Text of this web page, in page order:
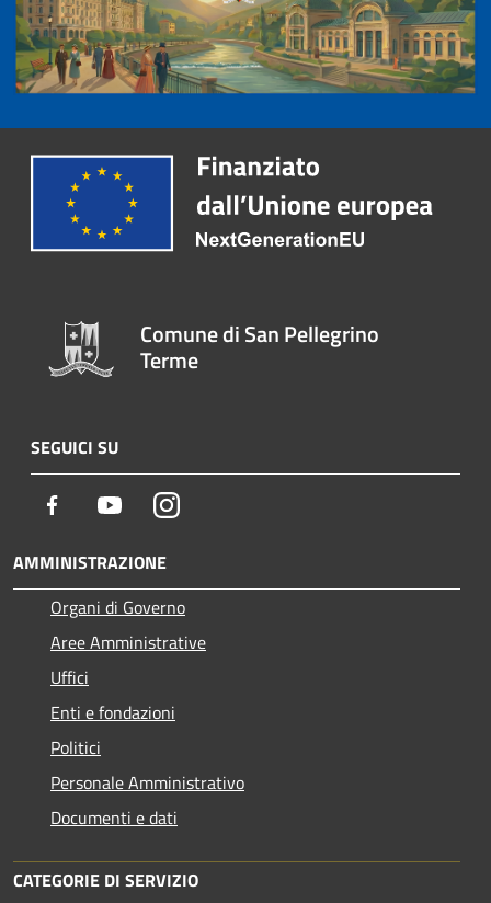
Comune di San Pellegrino
Terme
SEGUICI SU
Facebook YoutubeInstagram
AMMINISTRAZIONE
Organi di Governo
Aree Amministrative
Uffici
Enti e fondazioni
Politici
Personale Amministrativo
Documenti e dati
CATEGORIE DI SERVIZIO